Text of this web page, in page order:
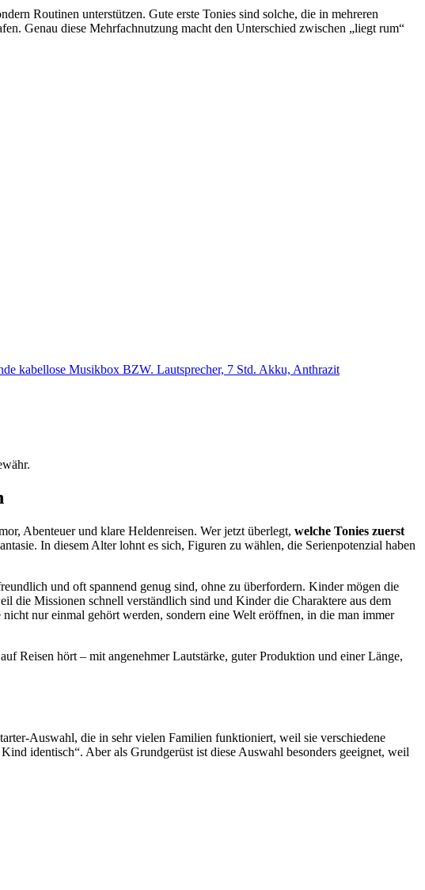
Routinen unterstützen. Gute erste Tonies sind solche, die in mehreren
Genau diese Mehrfachnutzung macht den Unterschied zwischen „liegt rum“
kabellose Musikbox BZW. Lautsprecher, 7 Std. Akku, Anthrazit
Abenteuer und klare Heldenreisen. Wer jetzt überlegt, welche Tonies zuerst
In diesem Alter lohnt es sich, Figuren zu wählen, die Serienpotenzial haben
und oft spannend genug sind, ohne zu überfordern. Kinder mögen die
die Missionen schnell verständlich sind und Kinder die Charaktere aus dem
nur einmal gehört werden, sondern eine Welt eröffnen, in die man immer
Reisen hört – mit angenehmer Lautstärke, guter Produktion und einer Länge,
Auswahl, die in sehr vielen Familien funktioniert, weil sie verschiedene
identisch“. Aber als Grundgerüst ist diese Auswahl besonders geeignet, weil